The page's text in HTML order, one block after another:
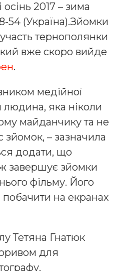
осінь 2017 – зима
54 (Україна).Зйомки
тернополянки
вже скоро вийде
.
медійної
яка ніколи
майданчику та не
– зазначила
додати, що
завершує зйомки
фільму. Його
на екранах
Тетяна Гнатюк
для